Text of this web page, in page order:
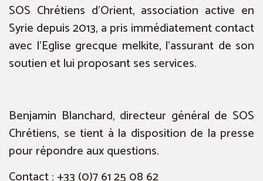
SOS Chrétiens d’Orient, association active en
Syrie depuis 2013, a pris immédiatement contact
avec l’Eglise grecque melkite, l’assurant de son
soutien et lui proposant ses services.
Benjamin Blanchard, directeur général de SOS
Chrétiens, se tient à la disposition de la presse
pour répondre aux questions.